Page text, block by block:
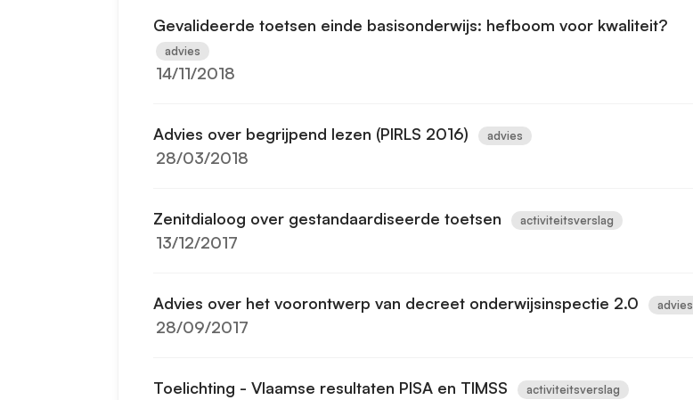
Gevalideerde toetsen einde basisonderwijs: hefboom voor kwaliteit?
advies
14/11/2018
Advies over begrijpend lezen (PIRLS 2016) advies
28/03/2018
Zenitdialoog over gestandaardiseerde toetsen activiteitsverslag
13/12/2017
Advies over het voorontwerp van decreet onderwijsinspectie 2.0 advies
28/09/2017
Toelichting - Vlaamse resultaten PISA en TIMSS activiteitsverslag